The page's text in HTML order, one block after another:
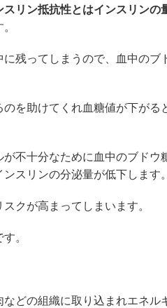
スリン抵抗性とはインスリンの
残ってしまうので、血中のブ
を助けてくれ血糖値が下がる
不十分なために血中のブドウ
スリンの分泌量が低下します。
クが高まってしまいます。
。
どの組織に取り込まれエネル